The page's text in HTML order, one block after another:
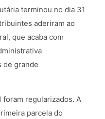
terminou no dia 31
aderiram ao
que acaba com
de grande
foram regularizados. A
parcela do